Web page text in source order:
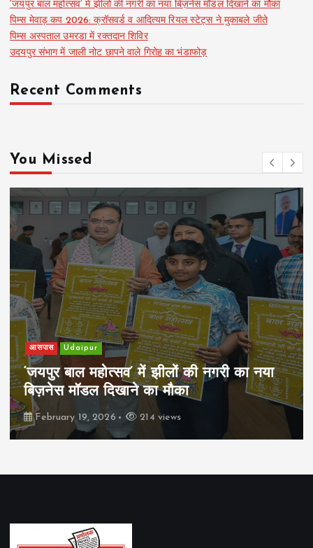
‘जयपुर बाल महोत्सव’ में झीलों की नगरी का नया बिज़नेस मॉडल दिखाने का मौका
पिम्स मेवाड़ कप 2026: क्रॉसवर्ड व आदित्यम रियल स्टेट्स ने मुकाबले जीते
पिम्स अस्पताल उमरडा में रक्तदान शिविर
उदयपुर संभाग में जाली नोट छापने वाले गिरोह का भंडाफोड़
Recent Comments
You Missed
खेल Udaipur
पिम्स मेवाड़ कप 2026: क्रॉसवर्ड व आदित्यम
रियल स्टेट्स ने मुकाबले जीते
February 19, 2026 165 views